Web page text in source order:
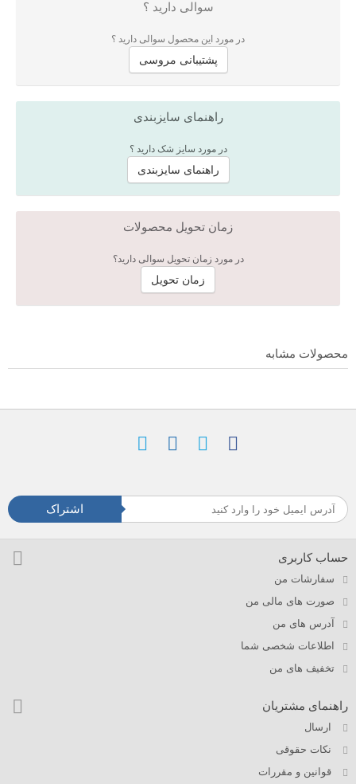
سوالی دارید ؟
در مورد این محصول سوالی دارید ؟
پشتیبانی مروسی
راهنمای سایزبندی
در مورد سایز شک دارید ؟
راهنمای سایزبندی
زمان تحویل محصولات
در مورد زمان تحویل سوالی دارید؟
زمان تحویل
محصولات مشابه
اشتراک
حساب کاربری
سفارشات من
صورت های مالی من
آدرس های من
اطلاعات شخصی شما
تخفیف های من
راهنمای مشتریان
ارسال
نکات حقوقی
قوانین و مقررات